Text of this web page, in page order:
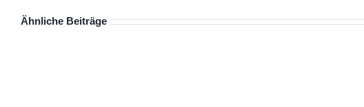
Ähnliche Beiträge